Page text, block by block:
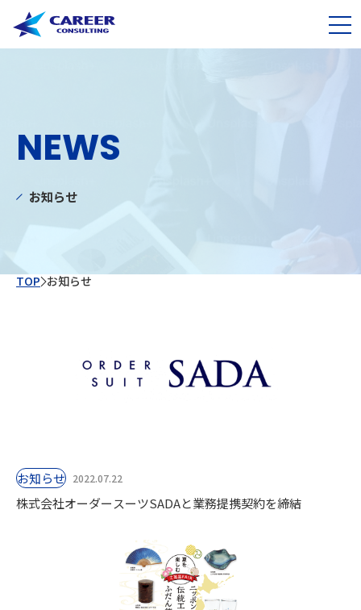
NEWS
お知らせ
TOP お知らせ
お知らせ 2022.07.22
株式会社オーダースーツSADAと業務提携契約を締結